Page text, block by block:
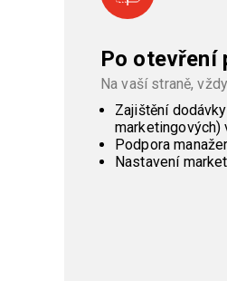
Po otevření
Na vaší straně,
Zajištění
Podpora
Nastavení